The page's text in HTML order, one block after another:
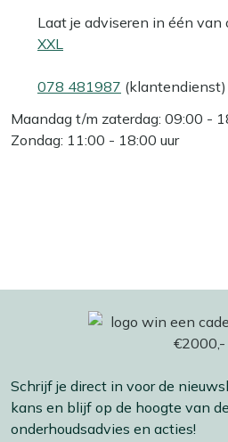
Laat je adviseren in één van
XXL
078 481987 (klantendienst)
Maandag t/m zaterdag: 09:00 -
Zondag: 11:00 - 18:00 uur
Schrijf je direct in voor de
kans en blijf op de hoogte van
onderhoudsadvies en acties!